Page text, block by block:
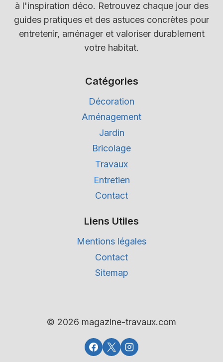
à l'inspiration déco. Retrouvez chaque jour des
guides pratiques et des astuces concrètes pour
entretenir, aménager et valoriser durablement
votre habitat.
Catégories
Décoration
Aménagement
Jardin
Bricolage
Travaux
Entretien
Contact
Liens Utiles
Mentions légales
Contact
Sitemap
© 2026 magazine-travaux.com